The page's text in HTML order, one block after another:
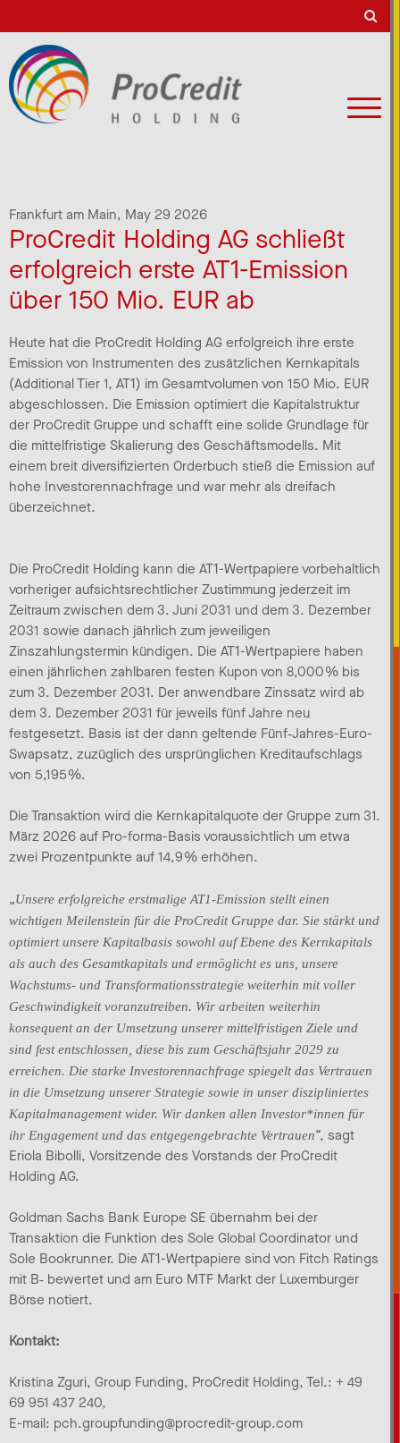
Frankfurt am Main, May 29 2026
ProCredit Holding AG schließt
erfolgreich erste AT1-Emission
über 150 Mio. EUR ab
Heute hat die ProCredit Holding AG erfolgreich ihre erste
Emission von Instrumenten des zusätzlichen Kernkapitals
(Additional Tier 1, AT1) im Gesamtvolumen von 150 Mio. EUR
abgeschlossen. Die Emission optimiert die Kapitalstruktur
der ProCredit Gruppe und schafft eine solide Grundlage für
die mittelfristige Skalierung des Geschäftsmodells. Mit
einem breit diversifizierten Orderbuch stieß die Emission auf
hohe Investorennachfrage und war mehr als dreifach
überzeichnet.
Die ProCredit Holding kann die AT1-Wertpapiere vorbehaltlich
vorheriger aufsichtsrechtlicher Zustimmung jederzeit im
Zeitraum zwischen dem 3. Juni 2031 und dem 3. Dezember
2031 sowie danach jährlich zum jeweiligen
Zinszahlungstermin kündigen. Die AT1-Wertpapiere haben
einen jährlichen zahlbaren festen Kupon von 8,000 % bis
zum 3. Dezember 2031. Der anwendbare Zinssatz wird ab
dem 3. Dezember 2031 für jeweils fünf Jahre neu
festgesetzt. Basis ist der dann geltende Fünf‑Jahres-Euro-
Swapsatz, zuzüglich des ursprünglichen Kreditaufschlags
von 5,195 %.
Die Transaktion wird die Kernkapitalquote der Gruppe zum 31.
März 2026 auf Pro-forma-Basis voraussichtlich um etwa
zwei Prozentpunkte auf 14,9 % erhöhen.
„Unsere erfolgreiche erstmalige AT1-Emission stellt einen
wichtigen Meilenstein für die ProCredit Gruppe dar. Sie stärkt und
optimiert unsere Kapitalbasis sowohl auf Ebene des Kernkapitals
als auch des Gesamtkapitals und ermöglicht es uns, unsere
Wachstums- und Transformationsstrategie weiterhin mit voller
Geschwindigkeit voranzutreiben. Wir arbeiten weiterhin
konsequent an der Umsetzung unserer mittelfristigen Ziele und
sind fest entschlossen, diese bis zum Geschäftsjahr 2029 zu
erreichen. Die starke Investorennachfrage spiegelt das Vertrauen
in die Umsetzung unserer Strategie sowie in unser diszipliniertes
Kapitalmanagement wider. Wir danken allen Investor*innen für
ihr Engagement und das entgegengebrachte Vertrauen“, sagt
Eriola Bibolli, Vorsitzende des Vorstands der ProCredit
Holding AG.
Goldman Sachs Bank Europe SE übernahm bei der
Transaktion die Funktion des Sole Global Coordinator und
Sole Bookrunner. Die AT1-Wertpapiere sind von Fitch Ratings
mit B‑ bewertet und am Euro MTF Markt der Luxemburger
Börse notiert.
Kontakt:
Kristina Zguri, Group Funding, ProCredit Holding, Tel.: + 49
69 951 437 240,
E-mail: pch.groupfunding@procredit-group.com